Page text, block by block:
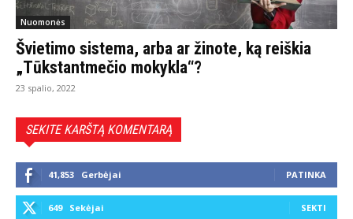
Nuomonės
Švietimo sistema, arba ar žinote, ką reiškia
„Tūkstantmečio mokykla“?
23 spalio, 2022
SEKITE KARŠTĄ KOMENTARĄ
41,853 Gerbėjai PATINKA
649 Sekėjai SEKTI